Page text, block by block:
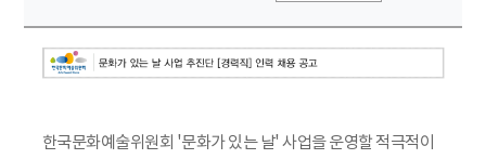
한국문화예술위원회 '문화가 있는 날' 사업을 운영할 적극적이